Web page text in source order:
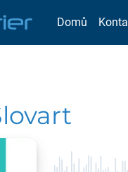
Domů